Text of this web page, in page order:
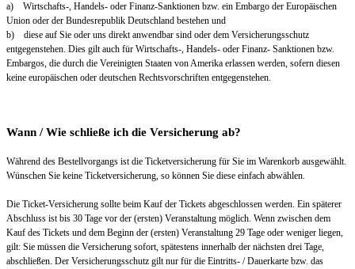
a) Wirtschafts-, Handels- oder Finanz-Sanktionen bzw. ein Embargo der Europäischen
Union oder der Bundesrepublik Deutschland bestehen und
b) diese auf Sie oder uns direkt anwendbar sind oder dem Versicherungsschutz
entgegenstehen. Dies gilt auch für Wirtschafts-, Handels- oder Finanz- Sanktionen bzw.
Embargos, die durch die Vereinigten Staaten von Amerika erlassen werden, sofern diesen
keine europäischen oder deutschen Rechtsvorschriften entgegenstehen.
Wann / Wie schließe ich die Versicherung ab?
Während des Bestellvorgangs ist die Ticketversicherung für Sie im Warenkorb ausgewählt.
Wünschen Sie keine Ticketversicherung, so können Sie diese einfach abwählen.
Die Ticket-Versicherung sollte beim Kauf der Tickets abgeschlossen werden. Ein späterer
Abschluss ist bis 30 Tage vor der (ersten) Veranstaltung möglich. Wenn zwischen dem
Kauf des Tickets und dem Beginn der (ersten) Veranstaltung 29 Tage oder weniger liegen,
gilt: Sie müssen die Versicherung sofort, spätestens innerhalb der nächsten drei Tage,
abschließen. Der Versicherungsschutz gilt nur für die Eintritts- / Dauerkarte bzw. das